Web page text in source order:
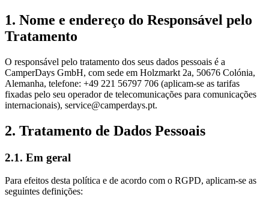
1. Nome e endereço do Responsável pelo
Tratamento
O responsável pelo tratamento dos seus dados pessoais é a
CamperDays GmbH, com sede em Holzmarkt 2a, 50676 Colónia,
Alemanha, telefone: +49 221 56797 706 (aplicam-se as tarifas
fixadas pelo seu operador de telecomunicações para comunicações
internacionais), service@camperdays.pt.
2. Tratamento de Dados Pessoais
2.1. Em geral
Para efeitos desta política e de acordo com o RGPD, aplicam-se as
seguintes definições: